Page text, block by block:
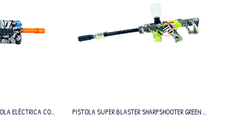
ELÉCTRICA CON
PISTOLA SUPER BLASTER SHARPSHOOTER GREEN –